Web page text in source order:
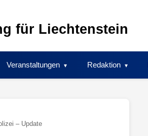
für Liechtenstein
Veranstaltungen Redaktion
– Update